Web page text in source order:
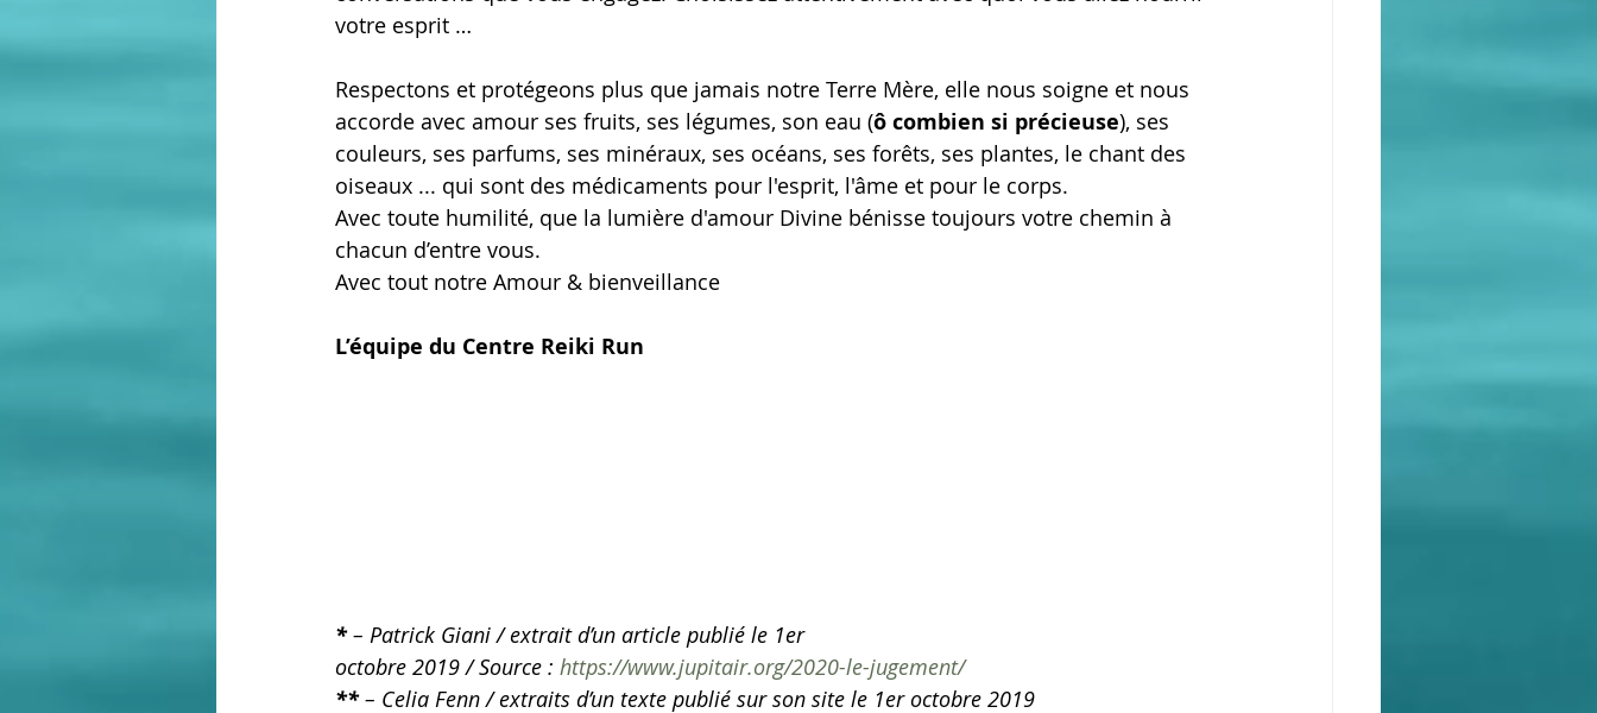
votre esprit …
Respectons et protégeons plus que jamais notre Terre Mère, elle nous soigne et nous
accorde avec amour ses fruits, ses légumes, son eau (ô combien si précieuse), ses
couleurs, ses parfums, ses minéraux, ses océans, ses forêts, ses plantes, le chant des
oiseaux ... qui sont des médicaments pour l'esprit, l'âme et pour le corps.
Avec toute humilité, que la lumière d'amour Divine bénisse toujours votre chemin à
chacun d’entre vous.
Avec tout notre Amour & bienveillance
L’équipe du Centre Reiki Run
* – Patrick Giani / extrait d’un article publié le 1er
octobre 2019 / Source : https://www.jupitair.org/2020-le-jugement/
** – Celia Fenn / extraits d’un texte publié sur son site le 1er octobre 2019